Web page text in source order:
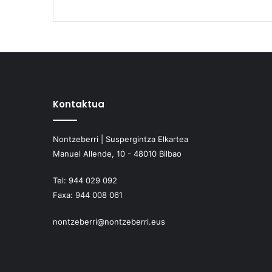
Kontaktua
Nontzeberri | Suspergintza Elkartea
Manuel Allende, 10 - 48010 Bilbao
Tel: 944 029 092
Faxa: 944 008 061
nontzeberri@nontzeberri.eus